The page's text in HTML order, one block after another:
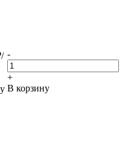
/ -
+
В корзину